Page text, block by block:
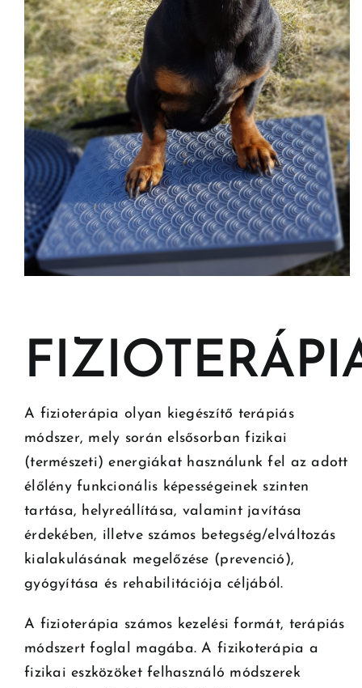
A fizioterápia olyan kiegészítő terápiás
módszer, mely során elsősorban fizikai
(természeti) energiákat használunk fel az adott
élőlény funkcionális képességeinek szinten
tartása, helyreállítása, valamint javítása
érdekében, illetve számos betegség/elváltozás
kialakulásának megelőzése (prevenció),
gyógyítása és rehabilitációja céljából.
A fizioterápia számos kezelési formát, terápiás
módszert foglal magába. A fizikoterápia a
fizikai eszközöket felhasználó módszerek